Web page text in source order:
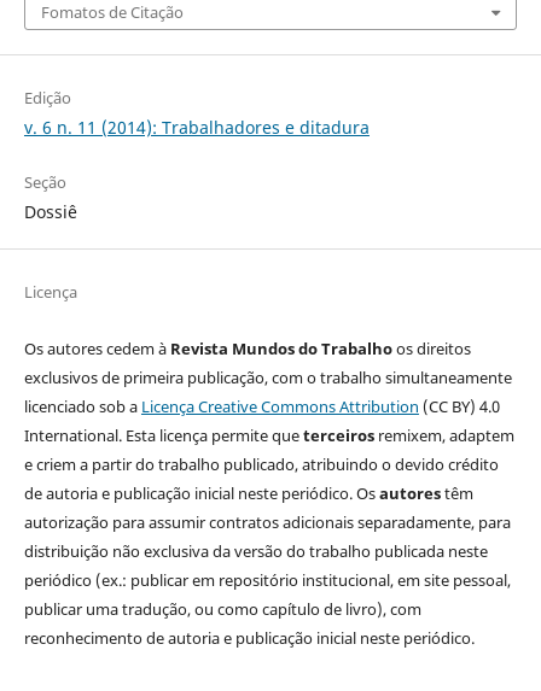
Fomatos de Citação
Edição
v. 6 n. 11 (2014): Trabalhadores e ditadura
Seção
Dossiê
Licença
Os autores cedem à Revista Mundos do Trabalhoos direitos
exclusivos de primeira publicação, com o trabalho simultaneamente
licenciado sob a Licença Creative Commons Attribution (CC BY) 4.0
International. Esta licença permite queterceirosremixem, adaptem
e criem a partir do trabalho publicado, atribuindo o devido crédito
de autoria e publicação inicial neste periódico. Osautorestêm
autorização para assumir contratos adicionais separadamente, para
distribuição não exclusiva da versão do trabalho publicada neste
periódico (ex.: publicar em repositório institucional, em site pessoal,
publicar uma tradução, ou como capítulo de livro), com
reconhecimento de autoria e publicação inicial neste periódico.